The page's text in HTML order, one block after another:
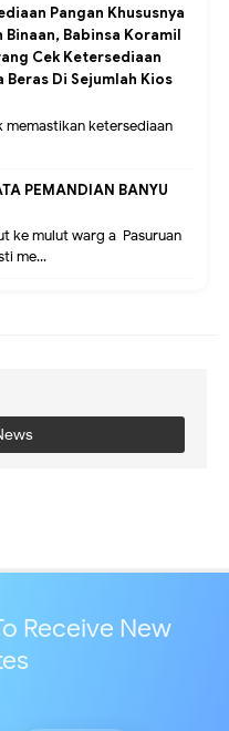
Pangan Khususnya
Binaan, Babinsa Koramil
Cek Ketersediaan
Beras Di Sejumlah Kios
memastikan ketersediaan
PEMANDIAN BANYU
ke mulut warg a Pasuruan
me...
Receive New